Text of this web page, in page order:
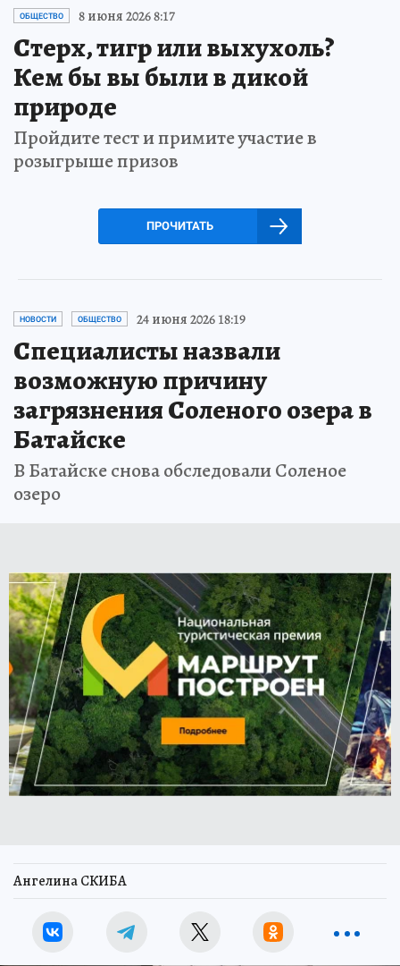
ОБЩЕСТВО 8 июня 2026 8:17
Стерх, тигр или выхухоль?
Кем бы вы были в дикой
природе
Пройдите тест и примите участие в
розыгрыше призов
ПРОЧИТАТЬ
НОВОСТИ ОБЩЕСТВО 24 июня 2026 18:19
Специалисты назвали
возможную причину
загрязнения Соленого озера в
Батайске
В Батайске снова обследовали Соленое
озеро
Ангелина СКИБА